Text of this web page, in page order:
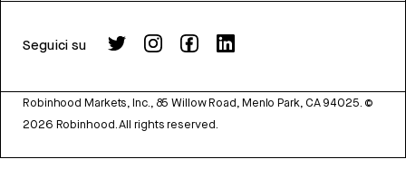
Seguici su
Robinhood Markets, Inc., 85 Willow Road, Menlo Park, CA 94025. ©
2026 Robinhood. All rights reserved.